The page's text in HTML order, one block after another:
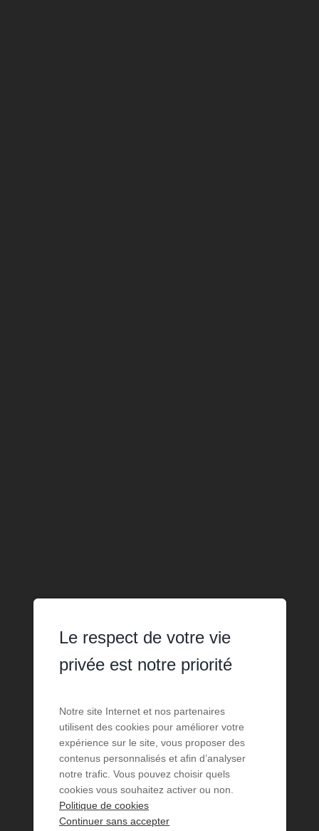
Le respect de votre vie
privée est notre priorité
Notre site Internet et nos partenaires
utilisent des cookies pour améliorer votre
expérience sur le site, vous proposer des
contenus personnalisés et afin d’analyser
notre trafic. Vous pouvez choisir quels
cookies vous souhaitez activer ou non.
Politique de cookies
Continuer sans accepter